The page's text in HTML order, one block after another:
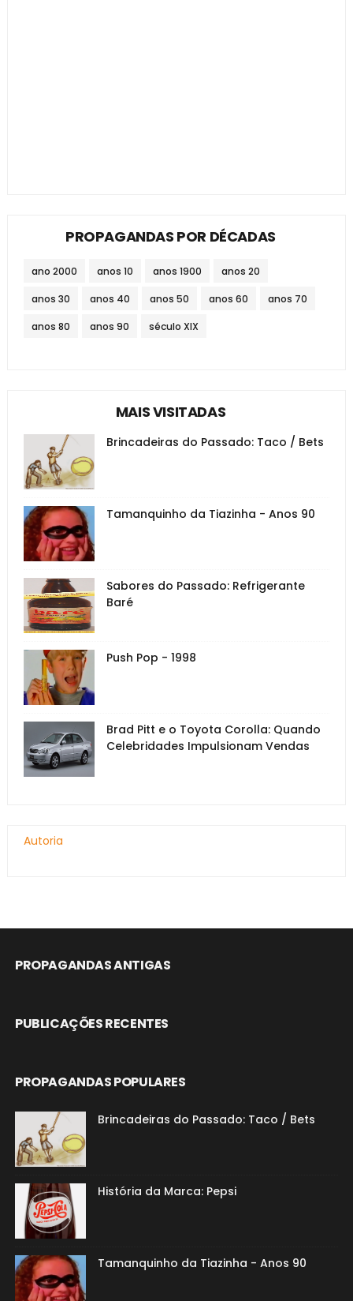
PROPAGANDAS POR DÉCADAS
ano 2000 anos 10 anos 1900 anos 20
anos 30 anos 40 anos 50 anos 60 anos 70
anos 80 anos 90 século XIX
MAIS VISITADAS
Brincadeiras do Passado: Taco / Bets
Tamanquinho da Tiazinha - Anos 90
Sabores do Passado: Refrigerante
Baré
Push Pop - 1998
Brad Pitt e o Toyota Corolla: Quando
Celebridades Impulsionam Vendas
Autoria
PROPAGANDAS ANTIGAS
PUBLICAÇÕES RECENTES
PROPAGANDAS POPULARES
Brincadeiras do Passado: Taco / Bets
História da Marca: Pepsi
Tamanquinho da Tiazinha - Anos 90